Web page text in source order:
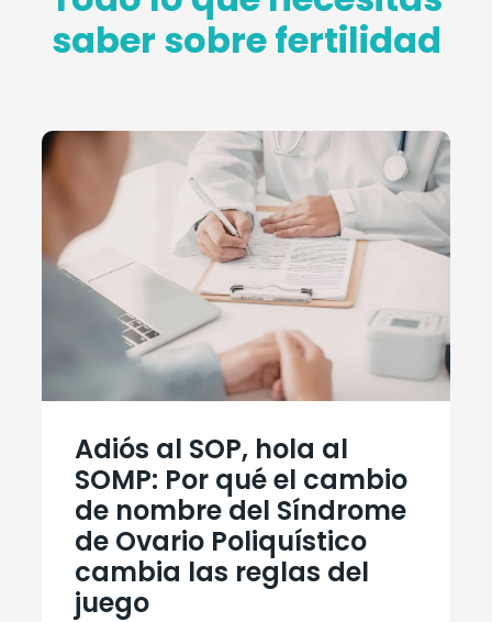
saber sobre fertilidad
Adiós al SOP, hola al
SOMP: Por qué el cambio
de nombre del Síndrome
de Ovario Poliquístico
cambia las reglas del
juego